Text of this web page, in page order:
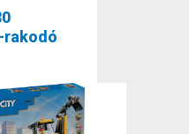
rakodó